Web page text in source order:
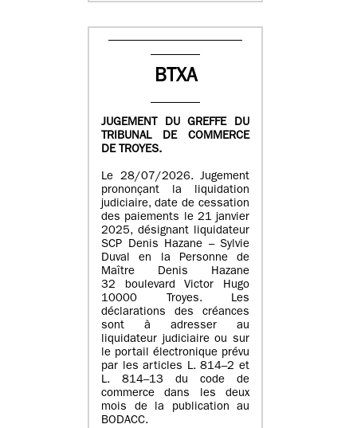
BTXA
JUGEMENT DU GREFFE DU
TRIBUNAL DE COMMERCE
DE TROYES.
Le 28/07/2026. Jugement
prononçant la liquidation
judiciaire, date de cessation
des paiements le 21 janvier
2025, désignant liquidateur
SCP Denis Hazane – Sylvie
Duval en la Personne de
Maître Denis Hazane
32 boulevard Victor Hugo
10000 Troyes. Les
déclarations des créances
sont à adresser au
liquidateur judiciaire ou sur
le portail électronique prévu
par les articles L. 814–2 et
L. 814–13 du code de
commerce dans les deux
mois de la publication au
BODACC.